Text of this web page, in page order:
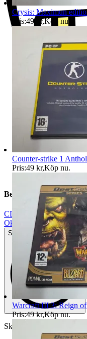
Beskrivning
CD
Okej använt skick
Synliga tecken på slitage
Skick enligt bilder.
Crysis: Maximun
Pris:49 kr,Köp nu
Counter-strike 1
Pris:49 kr,Köp nu.
Warcraft III 3: Reign
Pris:49 kr,Köp nu.